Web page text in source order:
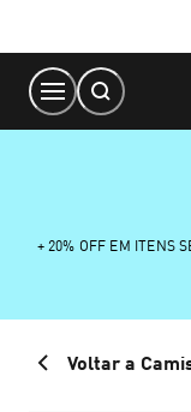
Content
+ 20% OFF EM ITENS
Voltar a